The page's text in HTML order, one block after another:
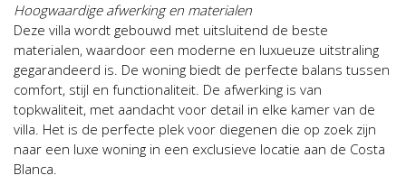
Hoogwaardige afwerking en materialen
Deze villa wordt gebouwd met uitsluitend de beste
materialen, waardoor een moderne en luxueuze uitstraling
gegarandeerd is. De woning biedt de perfecte balans tussen
comfort, stijl en functionaliteit. De afwerking is van
topkwaliteit, met aandacht voor detail in elke kamer van de
villa. Het is de perfecte plek voor diegenen die op zoek zijn
naar een luxe woning in een exclusieve locatie aan de Costa
Blanca.